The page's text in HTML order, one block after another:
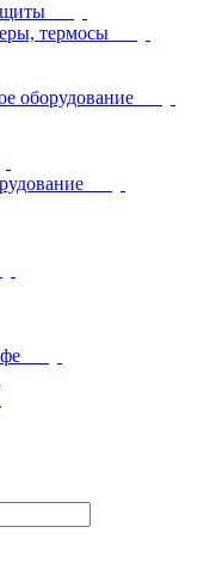
термосы
оборудование